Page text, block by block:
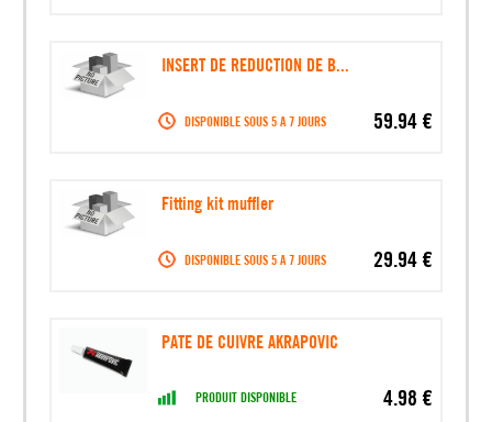
INSERT DE REDUCTION DE B...
59.94 €
DISPONIBLE SOUS 5 A 7 JOURS
Fitting kit muffler
29.94 €
DISPONIBLE SOUS 5 A 7 JOURS
PATE DE CUIVRE AKRAPOVIC
4.98 €
PRODUIT DISPONIBLE